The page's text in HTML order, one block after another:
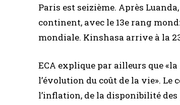
Paris est seizième. Après
continent, avec le 13e rang
mondiale. Kinshasa arrive à la
ECA explique par ailleurs que
l’évolution du coût de la vie».
l’inflation, de la disponibilité